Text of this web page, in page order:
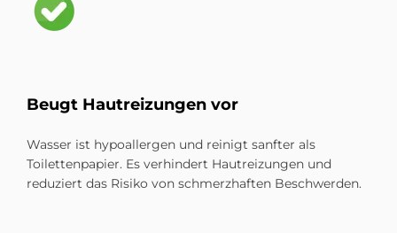
Beu­gt Haut­rei­zun­gen vor
Wasser ist hypoallergen und reinigt sanfter als
Toilettenpapier. Es verhindert Hautreizungen und
reduziert das Risiko von schmerzhaften Beschwerden.